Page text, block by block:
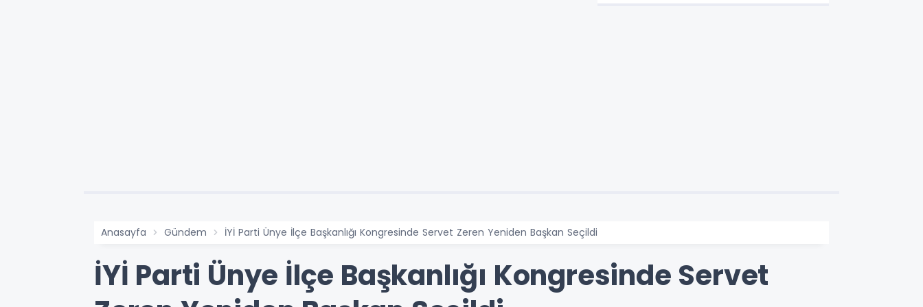
Anasayfa Gündem İYİ Parti Ünye İlçe Başkanlığı Kongresinde Servet Zeren Yeniden Başkan Seçildi
İYİ Parti Ünye İlçe Başkanlığı Kongresinde Servet